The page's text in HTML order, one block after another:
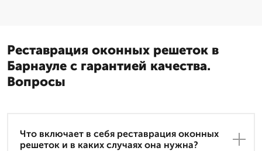
Реставрация оконных решеток в
Барнауле с гарантией качества.
Вопросы
Что включает в себя реставрация оконных
решеток и в каких случаях она нужна?